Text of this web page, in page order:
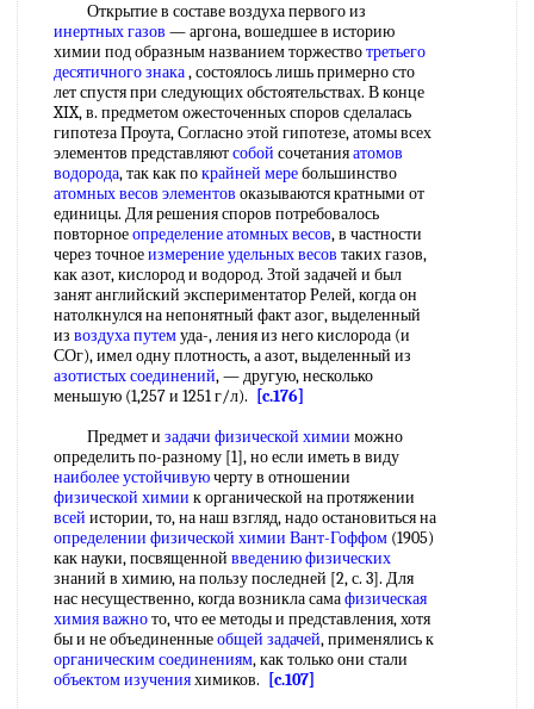
Открытие в составе воздуха первого из
инертных газов — аргона, вошедшее в историю
химии под образным названием торжествотретьего
десятичного знака, состоялось лишь примерно сто
лет спустя при следующих обстоятельствах. В конце
XIX, в. предметом ожесточенных споров сделалась
гипотеза Проута, Согласно этой гипотезе, атомы всех
элементов представляютсобой сочетанияатомов
водорода, так как покрайней меребольшинство
атомных весов элементов оказываются кратными от
единицы. Для решения споров потребовалось
повторноеопределение атомных весов, в частности
через точноеизмерение удельных весов таких газов,
как азот, кислород и водород. Зтой задачей и был
занят английский экспериментатор Релей, когда он
натолкнулся на непонятный факт азог, выделенный
из воздуха путемуда-, ления из него кислорода (и
СОг), имел одну плотность, а азот, выделенный из
азотистых соединений, — другую, несколько
меньшую (1,257 и 1251 г/л).
[c.176]
Предмет и задачи физической химии можно
определить по-разному [1], но если иметь в виду
наиболее устойчивуючерту в отношении
физической химии к органической на протяжении
всей истории, то, на наш взгляд, надо остановиться на
определении физической химии Вант-Гоффом (1905)
как науки, посвященной введению физических
знаний в химию, на пользу последней [2, с. 3]. Для
нас несущественно, когда возникла самафизическая
химия важното, что ее методы и представления, хотя
бы и не объединенныеобщей задачей, применялись к
органическим соединениям, как только они стали
объектом изученияхимиков.
[c.107]